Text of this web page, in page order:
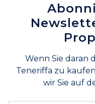
Wenn Sie daran
Teneriffa zu
wir Sie auf